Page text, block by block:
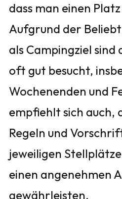
dass man einen
Aufgrund der
als Campingziel sind
oft gut besucht,
Wochenenden und
empfiehlt sich auch,
Regeln und
jeweiligen
einen angenehmen
gewährleisten.